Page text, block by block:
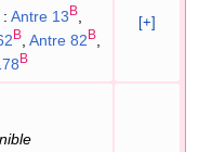
[+]
: Antre 13B
B Antre 82B
B